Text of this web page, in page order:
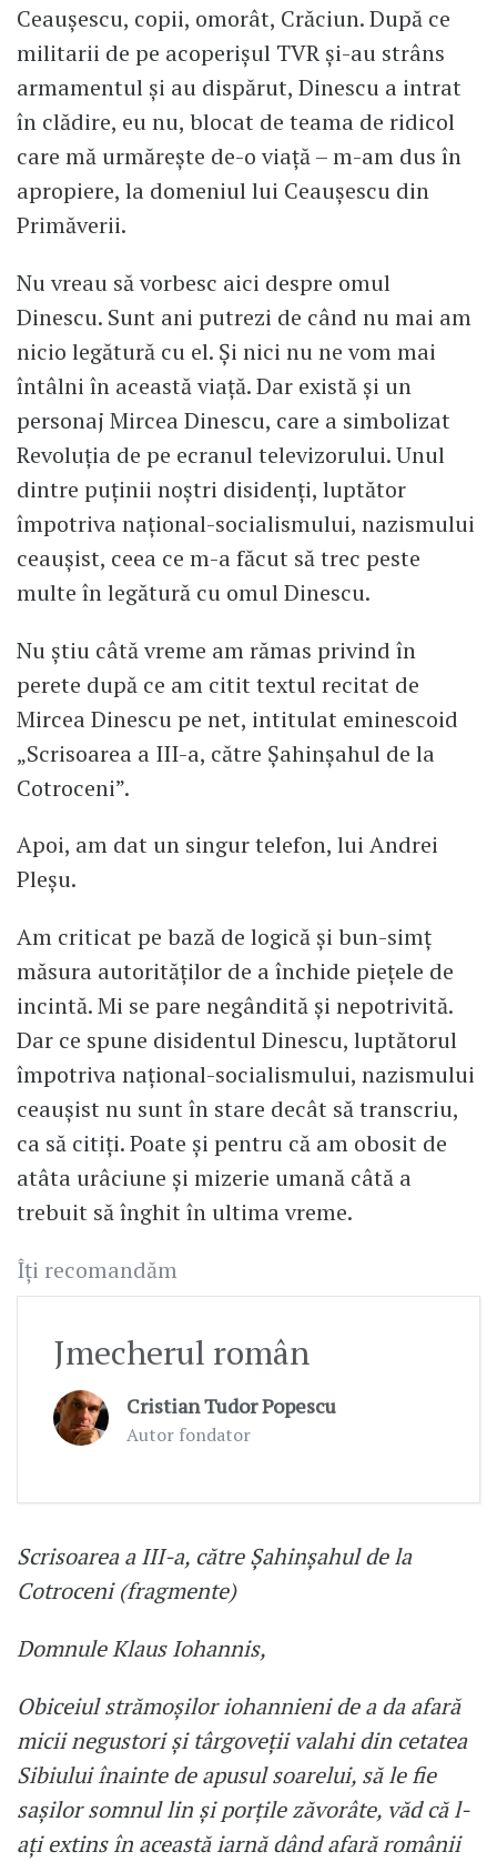
Ceaușescu, copii, omorât, Crăciun. După ce
militarii de pe acoperișul TVR și-au strâns
armamentul și au dispărut, Dinescu a intrat
în clădire, eu nu, blocat de teama de ridicol
care mă urmărește de-o viață – m-am dus în
apropiere, la domeniul lui Ceaușescu din
Primăverii.
Nu vreau să vorbesc aici despre omul
Dinescu. Sunt ani putrezi de când nu mai am
nicio legătură cu el. Și nici nu ne vom mai
întâlni în această viață. Dar există și un
personaj Mircea Dinescu, care a simbolizat
Revoluția de pe ecranul televizorului. Unul
dintre puținii noștri disidenți, luptător
împotriva național-socialismului, nazismului
ceaușist, ceea ce m-a făcut să trec peste
multe în legătură cu omul Dinescu.
Nu știu câtă vreme am rămas privind în
perete după ce am citit textul recitat de
Mircea Dinescu pe net, intitulat eminescoid
„Scrisoarea a III-a, către Șahinșahul de la
Cotroceni”.
Apoi, am dat un singur telefon, lui Andrei
Pleșu.
Am criticat pe bază de logică și bun-simț
măsura autorităților de a închide piețele de
incintă. Mi se pare negândită și nepotrivită.
Dar ce spune disidentul Dinescu, luptătorul
împotriva național-socialismului, nazismului
ceaușist nu sunt în stare decât să transcriu,
ca să citiți. Poate și pentru că am obosit de
atâta urâciune și mizerie umană câtă a
trebuit să înghit în ultima vreme.
Îți recomandăm
Jmecherul român
Cristian Tudor Popescu
Autor fondator
Scrisoarea a III-a, către Șahinșahul de la
Cotroceni (fragmente)
Domnule Klaus Iohannis,
Obiceiul strămoșilor iohannieni de a da afară
micii negustori și târgoveții valahi din cetatea
Sibiului înainte de apusul soarelui, să le fie
sașilor somnul lin și porțile zăvorâte, văd că l-
ați extins în această iarnă dând afară românii